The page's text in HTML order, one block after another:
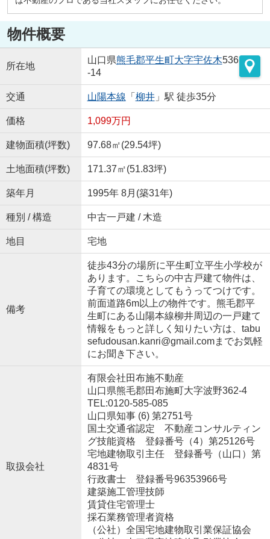
物件概要
所在地
山口県熊毛郡平生町大字宇佐木536
-14
交通 山陽本線 「 柳井」駅 徒歩35分
価格 1,099万円
建物面積(坪数) 97.68㎡(29.54坪)
土地面積(坪数) 171.37㎡(51.83坪)
築年月 1995年 8月(築31年)
種別 / 構造 中古一戸建 / 木造
地目 宅地
備考
徒歩43分の場所に平生町立平生小学校が
あります。こちらの中古戸建て物件は、
子育ての環境としてもうってつけです。
前面道路6m以上の物件です。熊毛郡平
生町にある山陽本線柳井周辺の一戸建て
情報をもっと詳しく知りたい方は、tabu
sefudousan.kanri@gmail.comまでお気軽
にお聞き下さい。
取扱会社
有限会社田布施不動産
山口県熊毛郡田布施町大字波野362-4
TEL:0120-585-085
山口県知事 (6) 第2751号
国土交通省認定 不動産コンサルティン
グ技能資格 登録番号（4）第25126号
宅地建物取引主任 登録番号（山口）第
4831号
行政書士 登録番号96353966号
建築施工管理技師
賃貸住宅管理士
採石業務管理者資格
（公社）全国宅地建物取引業保証協会